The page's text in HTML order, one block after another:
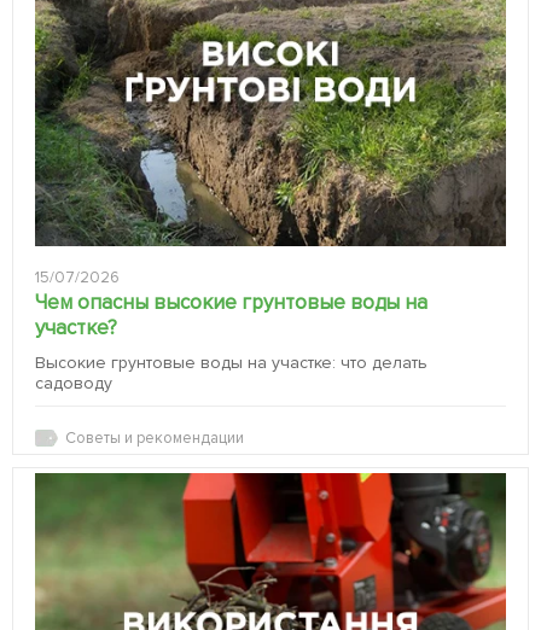
15/07/2026
Чем опасны высокие грунтовые воды на
участке?
Высокие грунтовые воды на участке: что делать
садоводу
Советы и рекомендации